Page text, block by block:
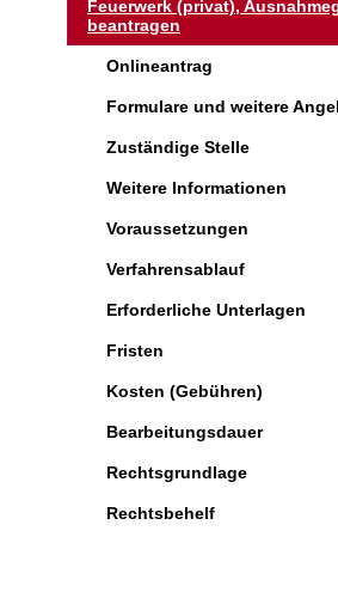
Feuerwerk (privat),
beantragen
Onlineantrag
Formulare und weitere
Zuständige Stelle
Weitere Informationen
Voraussetzungen
Verfahrensablauf
Erforderliche Unterlagen
Fristen
Kosten (Gebühren)
Bearbeitungsdauer
Rechtsgrundlage
Rechtsbehelf